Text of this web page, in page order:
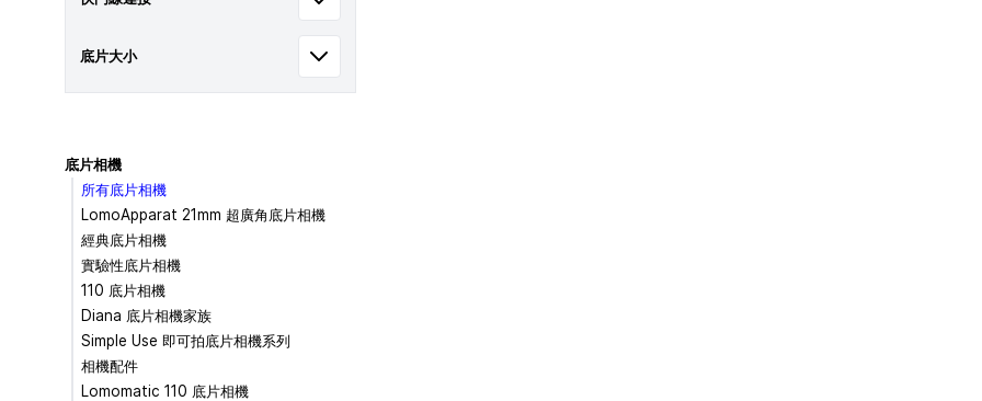
底片大小
底片相機
所有底片相機
LomoApparat 21mm 超廣角底片相機
經典底片相機
實驗性底片相機
110 底片相機
Diana 底片相機家族
Simple Use 即可拍底片相機系列
相機配件
Lomomatic 110 底片相機